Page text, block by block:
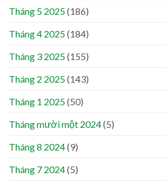
Tháng 5 2025(186)
Tháng 4 2025(184)
Tháng 3 2025(155)
Tháng 2 2025(143)
Tháng 1 2025(50)
Tháng mười một 2024(5)
Tháng 8 2024(9)
Tháng 7 2024(5)